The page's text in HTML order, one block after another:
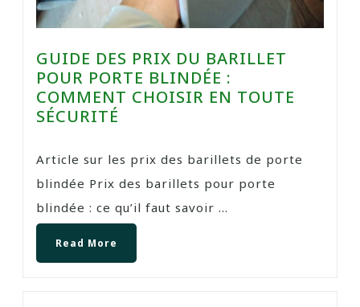
GUIDE DES PRIX DU BARILLET
POUR PORTE BLINDÉE :
COMMENT CHOISIR EN TOUTE
SÉCURITÉ
Article sur les prix des barillets de porte
blindée Prix des barillets pour porte
blindée : ce qu’il faut savoir ...
Read More